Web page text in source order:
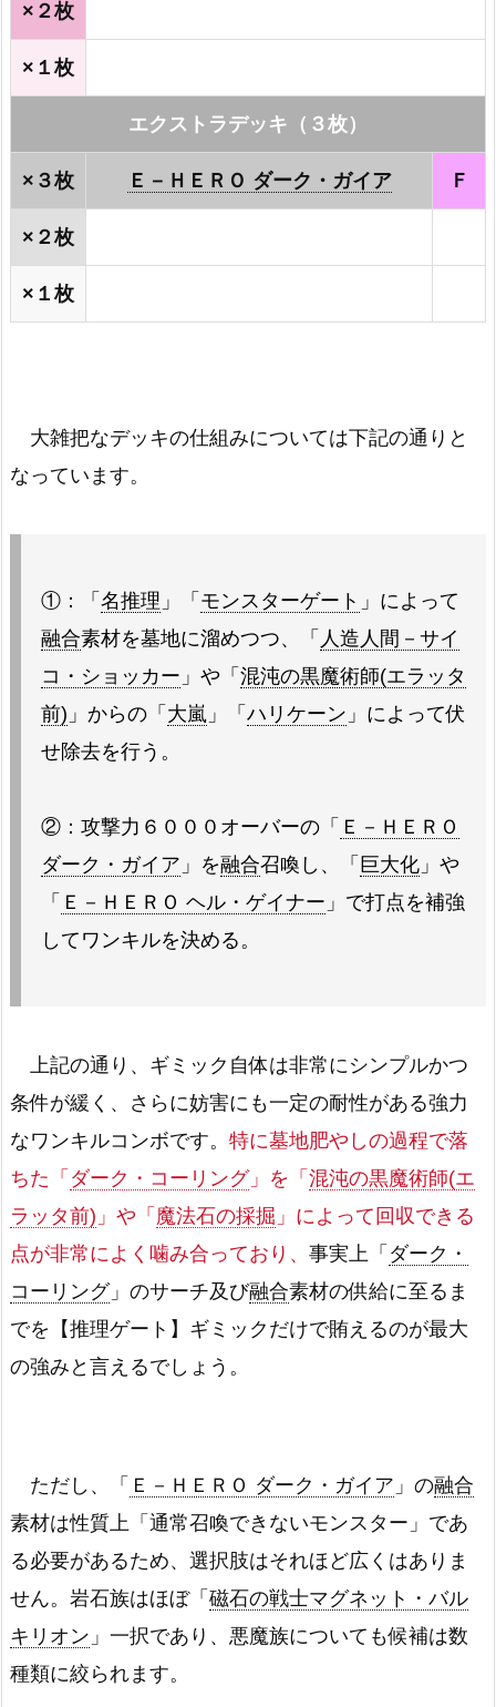
×２枚
×１枚
エクストラデッキ（３枚）
×３枚 Ｅ－ＨＥＲＯ ダーク・ガイア Ｆ
×２枚
×１枚
大雑把なデッキの仕組みについては下記の通りと
なっています。
①：「 名推理 」「 モンスターゲート 」によって
融合素材を墓地に溜めつつ、「 人造人間－サイ
コ・ショッカー 」や「 混沌の黒魔術師(エラッタ
前) 」からの「 大嵐 」「 ハリケーン 」によって伏
せ除去を行う。
②：攻撃力６０００オーバーの「 Ｅ－ＨＥＲＯ
ダーク・ガイア 」を融合召喚し、「 巨大化」や
「 Ｅ－ＨＥＲＯ ヘル・ゲイナー 」で打点を補強
してワンキルを決める。
上記の通り、ギミック自体は非常にシンプルかつ
条件が緩く、さらに妨害にも一定の耐性がある強力
なワンキルコンボです。 特に墓地肥やしの過程で落
ちた「 ダーク・コーリング」を「 混沌の黒魔術師(エ
ラッタ前) 」や「 魔法石の採掘 」によって回収できる
点が非常によく噛み合っており、 事実上「 ダーク・
コーリング」のサーチ及び融合素材の供給に至るま
でを【推理ゲート】ギミックだけで賄えるのが最大
の強みと言えるでしょう。
ただし、「 Ｅ－ＨＥＲＯ ダーク・ガイア 」の融合
素材は性質上「通常召喚できないモンスター」であ
る必要があるため、選択肢はそれほど広くはありま
せん。岩石族はほぼ「 磁石の戦士マグネット・バル
キリオン 」一択であり、悪魔族についても候補は数
種類に絞られます。